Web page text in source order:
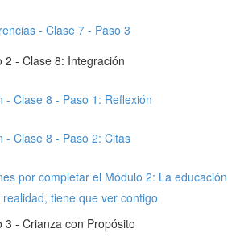
- Clase 7 - Paso 3
2 - Clase 8: Integración
- Clase 8 - Paso 1: Reflexión
- Clase 8 - Paso 2: Citas
por completar el Módulo 2: La educación
tiene que ver contigo
3 - Crianza con Propósito